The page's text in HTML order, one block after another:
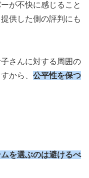
が不快に感じること
供した側の評判にも
さんに対する周囲の
から、 公平性を保つ
を選ぶのは避けるべ